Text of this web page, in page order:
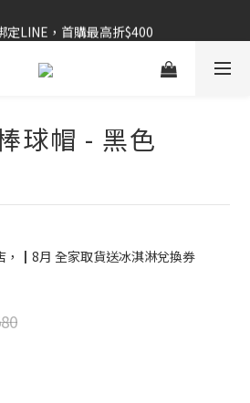
6折起⚡滿件再折
球帽 - 黑色
，┃8月 全家取貨送冰淇淋兌換券